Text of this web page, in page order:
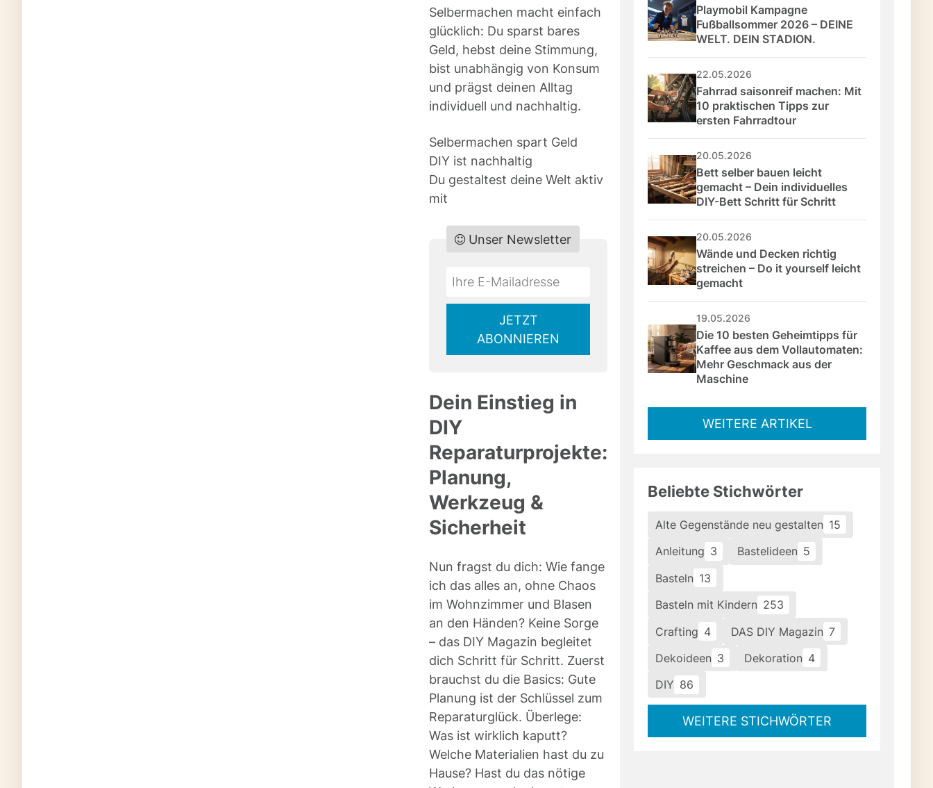
Selbermachen macht einfach
glücklich: Du sparst bares
Geld, hebst deine Stimmung,
bist unabhängig von Konsum
und prägst deinen Alltag
individuell und nachhaltig.
Selbermachen spart Geld
DIY ist nachhaltig
Du gestaltest deine Welt aktiv
mit
Do
Unser Newsletter
*Ihre
Mailadresse:JETZT
ABONNIEREN
Dein Einstieg in
DIY
Reparaturprojekte:
Planung,
Werkzeug &
Sicherheit
Nun fragst du dich: Wie fange
ich das alles an, ohne Chaos
im Wohnzimmer und Blasen
an den Händen? Keine Sorge
– das DIY Magazin begleitet
dich Schritt für Schritt. Zuerst
brauchst du die Basics: Gute
Planung ist der Schlüssel zum
Reparaturglück. Überlege:
Was ist wirklich kaputt?
Welche Materialien hast du zu
Hause? Hast du das nötige
Playmobil Kampagne
Fußballsommer 2026 – DEINE
WELT. DEIN STADION.
22.05.2026
Fahrrad saisonreif machen: Mit
10 praktischen Tipps zur
ersten Fahrradtour
20.05.2026
Bett selber bauen leicht
gemacht – Dein individuelles
DIY-Bett Schritt für Schritt
20.05.2026
Wände und Decken richtig
streichen – Do it yourself leicht
gemacht
19.05.2026
Die 10 besten Geheimtipps für
Kaffee aus dem Vollautomaten:
Mehr Geschmack aus der
Maschine
WEITERE ARTIKEL
Beliebte Stichwörter
Alte Gegenstände neu gestalten 15
Anleitung 3 Bastelideen 5
Basteln 13
Basteln mit Kindern 253
Crafting 4 DAS DIY Magazin 7
Dekoideen 3 Dekoration 4
DIY 86
WEITERE STICHWÖRTER